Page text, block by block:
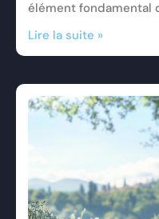
élément fondamental
Lire la suite »